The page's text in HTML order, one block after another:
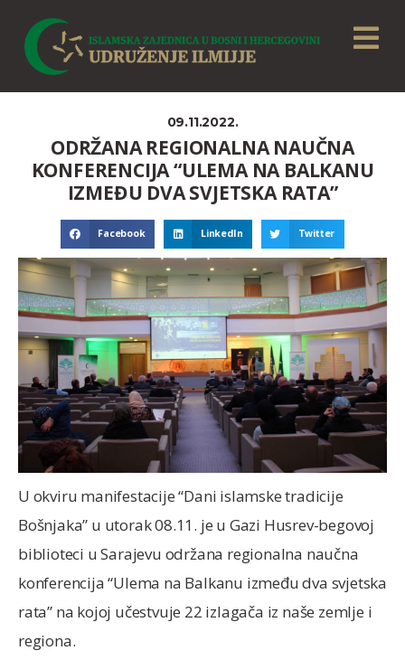
09.11.2022.
ODRŽANA REGIONALNA NAUČNA
KONFERENCIJA “ULEMA NA BALKANU
IZMEĐU DVA SVJETSKA RATA”
Facebook LinkedIn Twitter
U okviru manifestacije “Dani islamske tradicije
Bošnjaka” u utorak 08.11. je u Gazi Husrev-begovoj
biblioteci u Sarajevu održana regionalna naučna
konferencija “Ulema na Balkanu između dva svjetska
rata” na kojoj učestvuje 22 izlagača iz naše zemlje i
regiona.